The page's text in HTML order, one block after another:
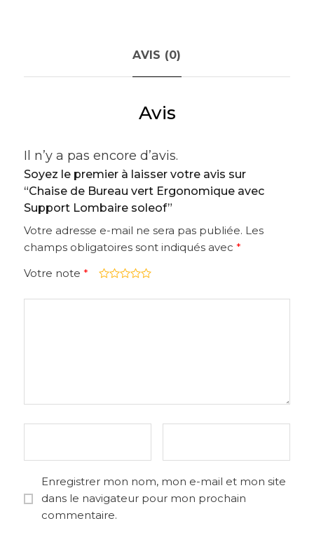
AVIS (0)
Avis
Il n’y a pas encore d’avis.
Soyez le premier à laisser votre avis sur
“Chaise de Bureau vert Ergonomique avec
Support Lombaire soleof”
Votre adresse e-mail ne sera pas publiée. Les
champs obligatoires sont indiqués avec *
Votre note *
Enregistrer mon nom, mon e-mail et mon site
dans le navigateur pour mon prochain
commentaire.